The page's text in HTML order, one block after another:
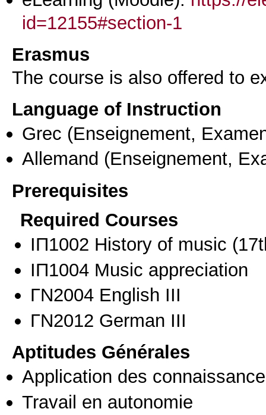
id=12155#section-1
Erasmus
The course is also offered to
Language of Instruction
Grec (Enseignement,
Allemand (Enseignement,
Prerequisites
Required Courses
ΙΠ1002 History of music
ΙΠ1004 Music appreciation
ΓΝ2004 English III
ΓΝ2012 German IΙΙ
Aptitudes Générales
Application des
Travail en autonomie